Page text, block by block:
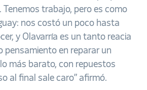
Tenemos trabajo, pero es como
nos costó un poco hasta
y Olavarría es un tanto reacia
pensamiento en reparar un
más barato, con repuestos
al final sale caro” afirmó.